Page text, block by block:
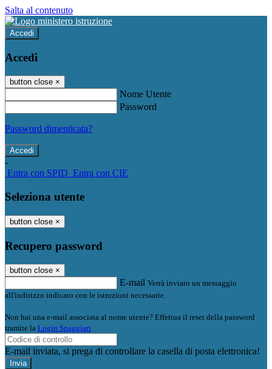
Salta al contenuto
Accedi
Accedi
button close ×
Nome Utente
Password
Password dimenticata?
-
Entra con SPID Entra con CIE
Seleziona utente
button close ×
Recupero password
button close ×
E-mail Verrà inviato un messaggio
all'indirizzo indicato con le istruzioni necessarie.
Non hai una e-mail associata al nome utente? Effettua il reset della password
tramite la Login Spaggiari
E-mail inviata, si prega di controllare la casella di posta elettronica!